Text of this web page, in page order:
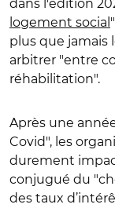
dans l'édition
logement social
plus que jamais
arbitrer "entre
réhabilitation".
Après une
Covid", les
durement
conjugué du
des taux